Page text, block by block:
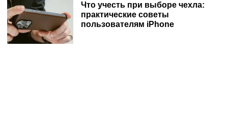
Что учесть при выборе чехла:
практические советы
пользователям iPhone